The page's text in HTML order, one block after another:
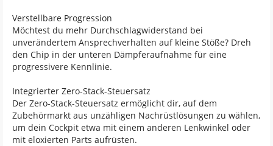
Verstellbare Progression
Möchtest du mehr Durchschlagwiderstand bei
unverändertem Ansprechverhalten auf kleine Stöße? Dreh
den Chip in der unteren Dämpferaufnahme für eine
progressivere Kennlinie.
Integrierter Zero-Stack-Steuersatz
Der Zero-Stack-Steuersatz ermöglicht dir, auf dem
Zubehörmarkt aus unzähligen Nachrüstlösungen zu wählen,
um dein Cockpit etwa mit einem anderen Lenkwinkel oder
mit eloxierten Parts aufrüsten.